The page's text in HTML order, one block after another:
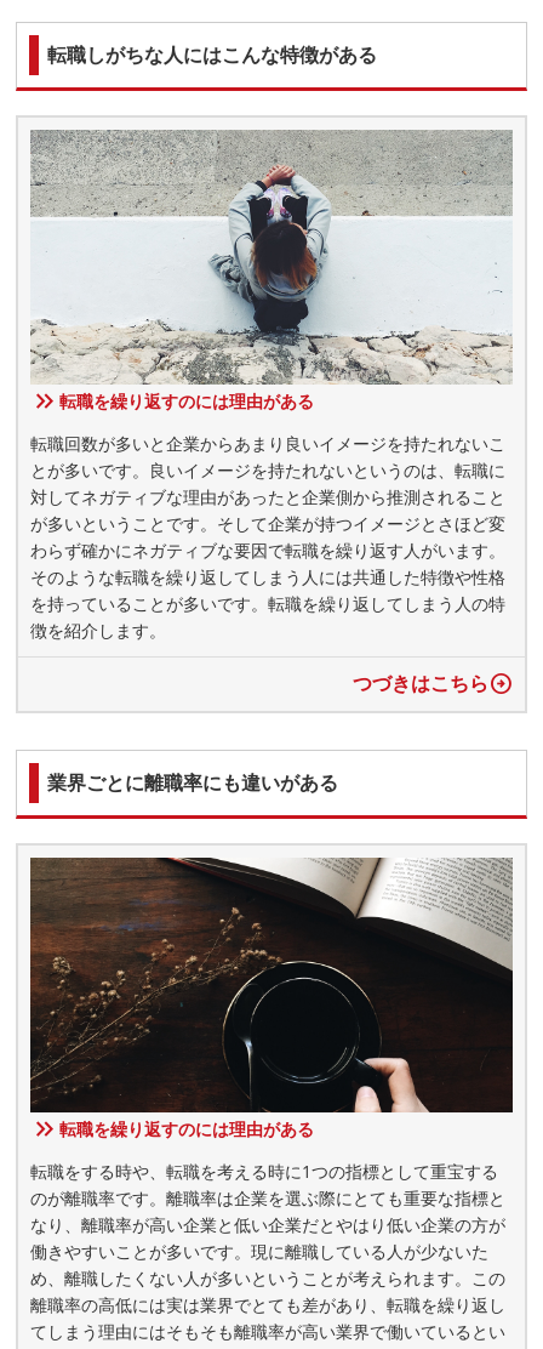
転職しがちな人にはこんな特徴がある
転職を繰り返すのには理由がある
転職回数が多いと企業からあまり良いイメージを持たれないこ
とが多いです。良いイメージを持たれないというのは、転職に
対してネガティブな理由があったと企業側から推測されること
が多いということです。そして企業が持つイメージとさほど変
わらず確かにネガティブな要因で転職を繰り返す人がいます。
そのような転職を繰り返してしまう人には共通した特徴や性格
を持っていることが多いです。転職を繰り返してしまう人の特
徴を紹介します。
つづきはこちら
業界ごとに離職率にも違いがある
転職を繰り返すのには理由がある
転職をする時や、転職を考える時に1つの指標として重宝する
のが離職率です。離職率は企業を選ぶ際にとても重要な指標と
なり、離職率が高い企業と低い企業だとやはり低い企業の方が
働きやすいことが多いです。現に離職している人が少ないた
め、離職したくない人が多いということが考えられます。この
離職率の高低には実は業界でとても差があり、転職を繰り返し
てしまう理由にはそもそも離職率が高い業界で働いているとい